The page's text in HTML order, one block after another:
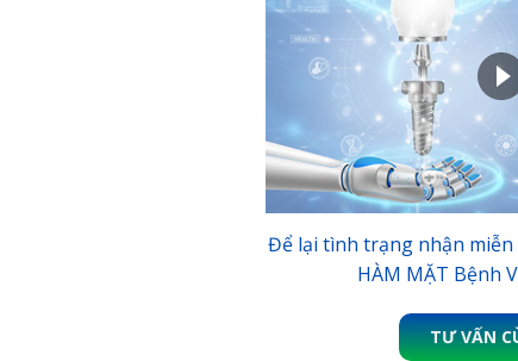
Để lại tình trạng nhận miễn
HÀM MẶT Bệnh
TƯ VẤN